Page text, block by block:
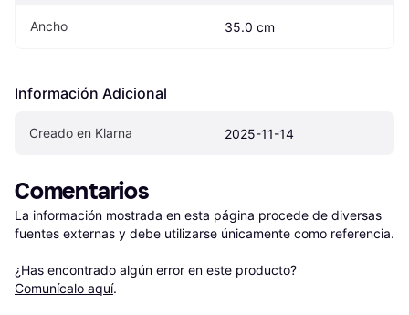
Ancho 35.0 cm
Información Adicional
Creado en Klarna 2025-11-14
Comentarios
La información mostrada en esta página procede de diversas
fuentes externas y debe utilizarse únicamente como referencia.
¿Has encontrado algún error en este producto?
Comunícalo aquí.